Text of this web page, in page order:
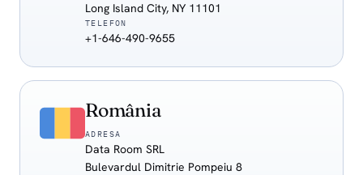
Long Island City, NY 11101
TELEFON
+1-646-490-9655
România
ADRESA
Data Room SRL
Bulevardul Dimitrie Pompeiu 8